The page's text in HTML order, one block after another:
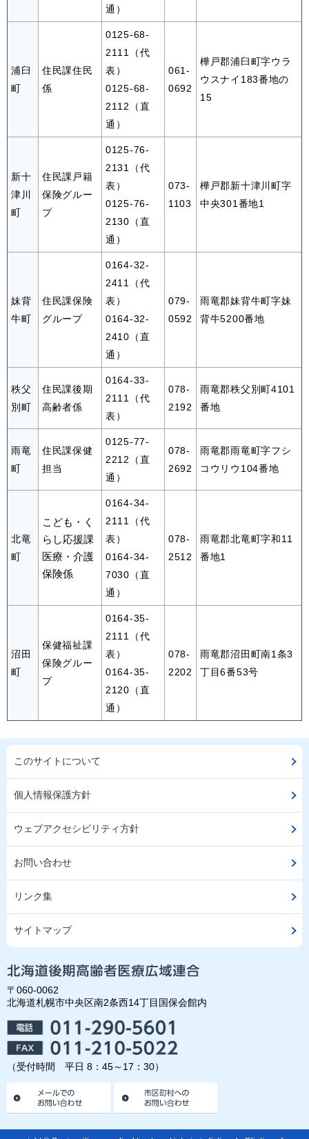
通）
浦臼
町
住民課住民
係
0125-68-
2111（代
表）
0125-68-
2112（直
通）
061-
0692
樺戸郡浦臼町字ウラ
ウスナイ183番地の
15
新十
津川
町
住民課戸籍
保険グルー
プ
0125-76-
2131（代
表）
0125-76-
2130（直
通）
073-
1103
樺戸郡新十津川町字
中央301番地1
妹背
牛町
住民課保険
グループ
0164-32-
2411（代
表）
0164-32-
2410（直
通）
079-
0592
雨竜郡妹背牛町字妹
背牛5200番地
秩父
別町
住民課後期
高齢者係
0164-33-
2111（代
表）
078-
2192
雨竜郡秩父別町4101
番地
雨竜
町
住民課保健
担当
0125-77-
2212（直
通）
078-
2692
雨竜郡雨竜町字フシ
コウリウ104番地
北竜
町
こども・く
らし応援課
医療・介護
保険係
0164-34-
2111（代
表）
0164-34-
7030（直
通）
078-
2512
雨竜郡北竜町字和11
番地1
沼田
町
保健福祉課
保険グルー
プ
0164-35-
2111（代
表）
0164-35-
2120（直
通）
078-
2202
雨竜郡沼田町南1条3
丁目6番53号
このサイトについて
個人情報保護方針
ウェブアクセシビリティ方針
お問い合わせ
リンク集
サイトマップ
〒060-0062
北海道札幌市中央区南2条西14丁目国保会館内
（受付時間 平日 8：45～17：30）